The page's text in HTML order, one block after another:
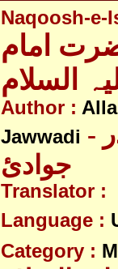
Naqoosh-e-
امام
السلام
Author :
Jawwadi - علامہ سیّد ذیشان حیدر
جوادئ
Translator :
Language :
Category :